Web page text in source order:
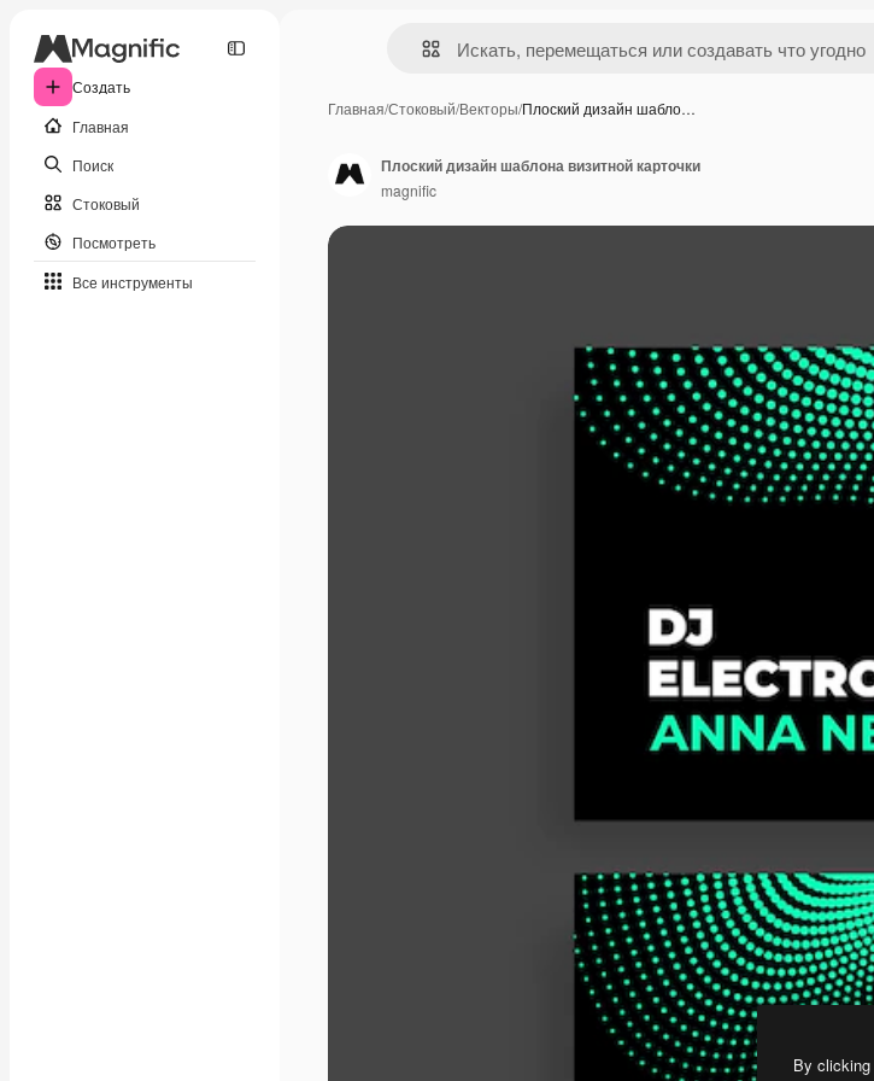
Создать
Главная
Поиск
Стоковый
Посмотреть
Все инструменты
Главная/Стоковый/Векторы/Плоский дизайн шабло…
Плоский дизайн шаблона визитной карточки
magnific
By clicking